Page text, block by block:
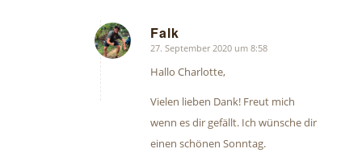
Falk
sagte:
27. September 2020 um 8:58
Hallo Charlotte,
Vielen lieben Dank! Freut mich
wenn es dir gefällt. Ich wünsche dir
einen schönen Sonntag.